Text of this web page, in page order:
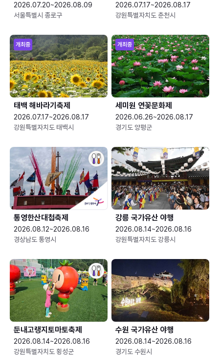
2026.07.20~2026.08.09
서울특별시 종로구
2026.07.17~2026.08.17
강원특별자치도 춘천시
개최중
태백 해바라기축제
2026.07.17~2026.08.17
강원특별자치도 태백시
개최중
세미원 연꽃문화제
2026.06.26~2026.08.17
경기도 양평군
통영한산대첩축제
2026.08.12~2026.08.16
경상남도 통영시
강릉 국가유산 야행
2026.08.14~2026.08.16
강원특별자치도 강릉시
둔내고랭지토마토축제
2026.08.14~2026.08.16
강원특별자치도 횡성군
수원 국가유산 야행
2026.08.14~2026.08.16
경기도 수원시